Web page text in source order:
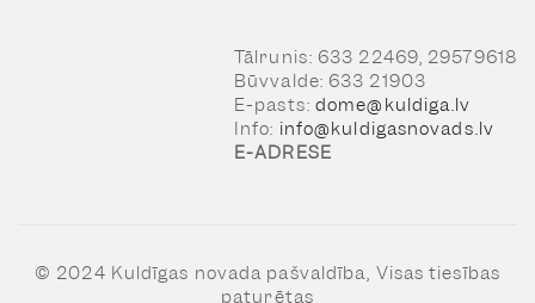
Tālrunis: 633 22469, 29579618
Būvvalde: 633 21903
E-pasts: dome@kuldiga.lv
Info: info@kuldigasnovads.lv
E-ADRESE
© 2024 Kuldīgas novada pašvaldība, Visas tiesības
paturētas